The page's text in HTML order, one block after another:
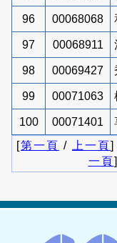
96 00068068
97 00068911
98 00069427
99 00071063
100 00071401
[第一頁 / 上一頁]
一頁